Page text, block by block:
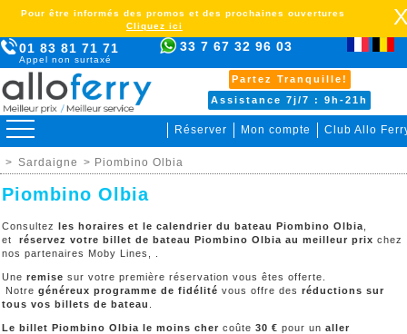
01 83 81 71 71
Appel non surtaxé
33 7 67 32 96 03
Partez Tranquille!
Assistance 7j/7 : 9h-21h
Réserver Mon compte Club Allo
Pour être informés des promos et des prochaines ouvertures
Cliquez ici
> Sardaigne > Piombino Olbia
Piombino Olbia
Consultez les horaires et le calendrier du bateau Piombino Olbia
et réservez votre billet de bateau Piombino Olbia au meilleur prix chez
nos partenaires Moby Lines, .
Une remise sur votre première réservation vous êtes offerte.
Notre généreux programme de fidélité vous offre des réductions sur
tous vos billets de bateau
Le billet Piombino Olbia le moins cher coûte 30 € pour un aller